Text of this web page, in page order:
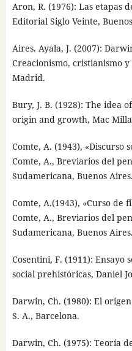
Aron, R. (1976): Las etapas
Editorial Siglo Veinte, Buenos
Aires. Ayala, J. (2007):
Creacionismo, cristianismo
Madrid.
Bury, J. B. (1928): The idea
origin and growth, Mac
Comte, A. (1943), «Discurso
Comte, A., Breviarios del
Sudamericana, Buenos Aires.
Comte, A.(1943), «Curso de
Comte, A., Breviarios del
Sudamericana, Buenos Aires.
Cosentini, F. (1911):
social prehistóricas, Daniel
Darwin, Ch. (1980): El
S. A., Barcelona.
Darwin, Ch. (1975): Teoría